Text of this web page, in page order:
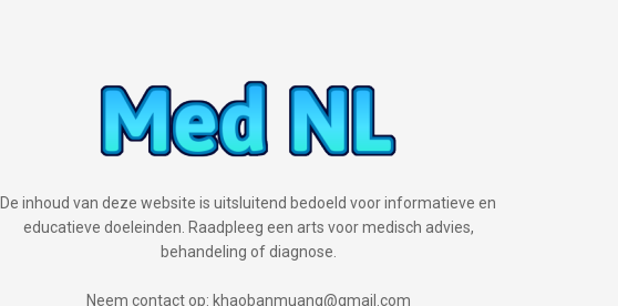
De inhoud van deze website is uitsluitend bedoeld voor informatieve en
educatieve doeleinden. Raadpleeg een arts voor medisch advies,
behandeling of diagnose.
Neem contact op: khaobanmuang@gmail.com